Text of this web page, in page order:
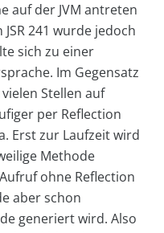
auf der JVM antreten
241 wurde jedoch
sich zu einer
Im Gegensatz
Stellen auf
per Reflection
Erst zur Laufzeit wird
Methode
ohne Reflection
aber schon
generiert wird. Also